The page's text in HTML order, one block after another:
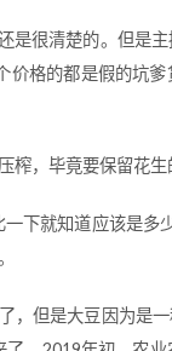
是很清楚的。但是
格的都是假的坑爹
，毕竟要保留花生
下就知道应该是多
，但是大豆因为是